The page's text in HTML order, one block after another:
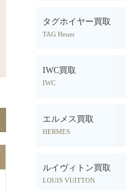
タグホイヤー買取
TAG Heuer
IWC買取
IWC
エルメス買取
HERMES
ルイヴィトン買取
LOUIS VUITTON